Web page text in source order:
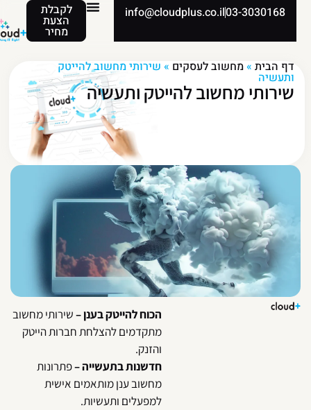
03-3030168
info@cloudplus.co.il לקבלת
הצעת
מחיר
דף הבית»מחשוב לעסקים»שירותי מחשוב להייטק
ותעשיה
שירותי מחשוב להייטק ותעשיה
הכוח להייטק בענן –שירותי מחשוב
מתקדמים להצלחת חברות הייטק
והזנק.
חדשנות בתעשייה –פתרונות
מחשוב ענן מותאמים אישית
למפעלים ותעשיות.